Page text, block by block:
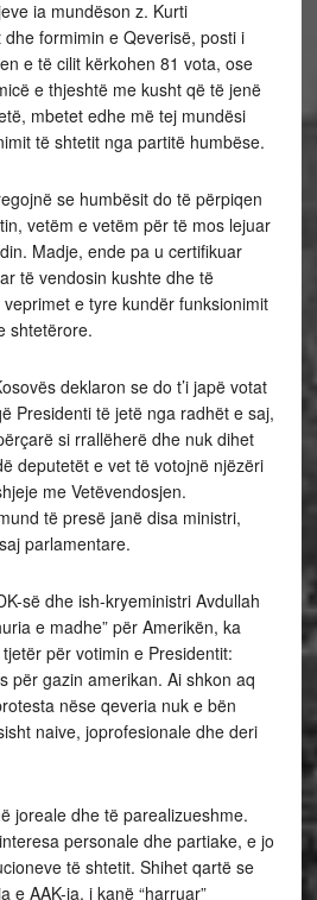
ia mundëson z. Kurti
formimin e Qeverisë, posti i
e të cilit kërkohen 81 vota, ose
e thjeshtë me kusht që të jenë
mbetet edhe më tej mundësi
të shtetit nga partitë humbëse.
se humbësit do të përpiqen
vetëm e vetëm për të mos lejuar
Madje, ende pa u certifikuar
të vendosin kushte dhe të
e tyre kundër funksionimit
shtetërore.
deklaron se do t’i japë votat
Presidenti të jetë nga radhët e saj,
si rrallëherë dhe nuk dihet
deputetët e vet të votojnë njëzëri
me Vetëvendosjen.
të presë janë disa ministri,
parlamentare.
së dhe ish-kryeministri Avdullah
e madhe” për Amerikën, ka
për votimin e Presidentit:
për gazin amerikan. Ai shkon aq
nëse qeveria nuk e bën
naive, joprofesionale dhe deri
joreale dhe të parealizueshme.
personale dhe partiake, e jo
të shtetit. Shihet qartë se
e AAK-ja, i kanë “harruar”